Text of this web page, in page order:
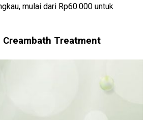
mulai dari Rp60.000 untuk
Creambath Treatment